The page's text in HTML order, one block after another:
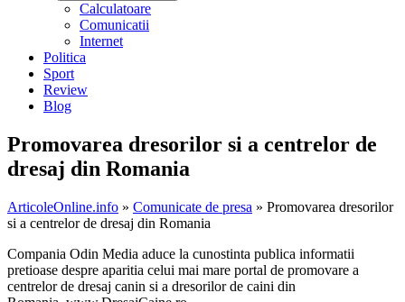
Calculatoare
Comunicatii
Internet
Politica
Sport
Review
Blog
Promovarea dresorilor si a centrelor de
dresaj din Romania
ArticoleOnline.info » Comunicate de presa » Promovarea dresorilor
si a centrelor de dresaj din Romania
Compania Odin Media aduce la cunostinta publica informatii
pretioase despre aparitia celui mai mare portal de promovare a
centrelor de dresaj canin si a dresorilor de caini din